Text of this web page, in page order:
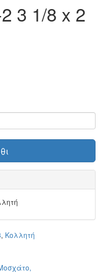
3 1/8 x 2
, Κολλητή